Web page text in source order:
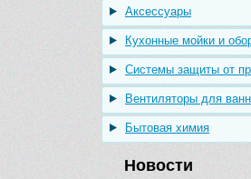
Аксессуары
Кухонные мойки и
Системы защиты от
Вентиляторы для
Бытовая химия
Новости